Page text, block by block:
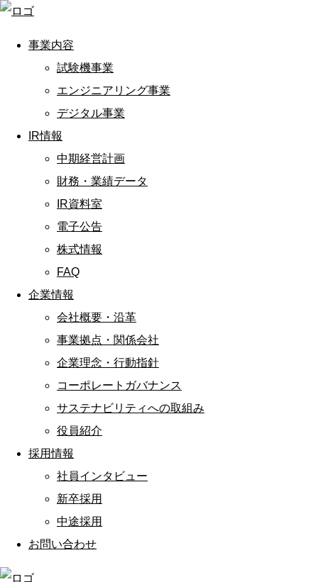
事業内容
試験機事業
エンジニアリング事業
デジタル事業
IR情報
中期経営計画
財務・業績データ
IR資料室
電子公告
株式情報
FAQ
企業情報
会社概要・沿革
事業拠点・関係会社
企業理念・行動指針
コーポレートガバナンス
サステナビリティへの取組み
役員紹介
採用情報
社員インタビュー
新卒採用
中途採用
お問い合わせ